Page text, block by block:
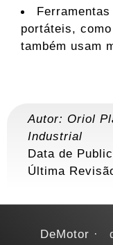
portáteis,
também usam
Autor: Oriol
Industrial
Data de
Última
DeMotor